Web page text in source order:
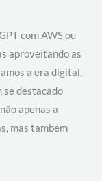
com AWS ou
aproveitando as
a era digital,
destacado
apenas a
mas também